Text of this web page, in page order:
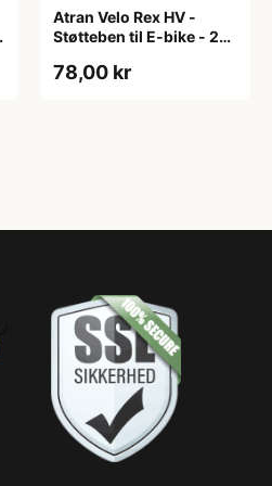
Atran Velo Rex HV -
Støtteben til E-bike - 24-
78,00 kr